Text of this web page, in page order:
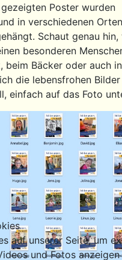
Poster wurden
in verschiedenen
Schaut genau
besonderen
beim Bäcker oder auch
die lebensfrohen
einfach auf das Foto
auf unserer Seite, um
und Fotos